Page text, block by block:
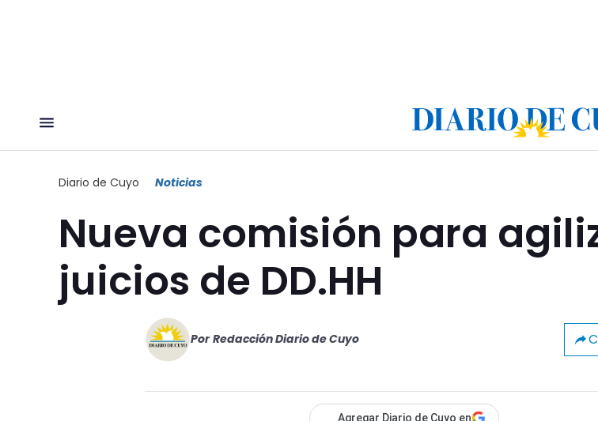
Diario de Cuyo Noticias
Nueva comisión para
juicios de DD.HH
Por Redacción Diario de Cuyo
Agregar Diario de Cuyo en